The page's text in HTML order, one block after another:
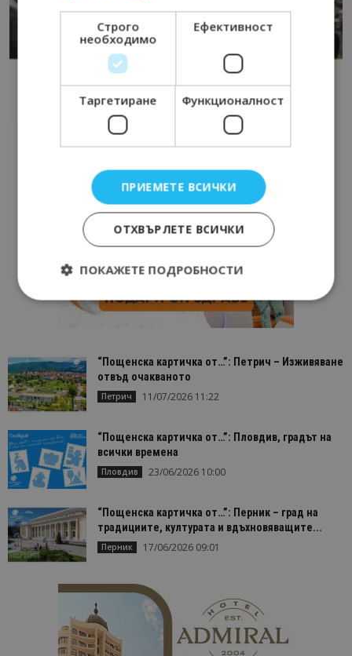
“Пощенска картичка от…”: Петрич – Изживяване
отвъд очакваното
Петрич 11/07/2026 11:22
“Пощенска картичка от…”: Пловдив, градът на
всички времена
Пловдив 23/06/2026 10:00
“Пощенска картичка от…”: Перник – град на
традициите, културата и вдъхновяващите...
Перник 17/06/2026 09:01
Строго
необходимо
Ефективност
Таргетиране Функционалност
ПРИЕМЕТЕ ВСИЧКИ
ОТХВЪРЛЕТЕ ВСИЧКИ
ПОКАЖЕТЕ ПОДРОБНОСТИ
Ефективност
Таргетиране
Строго необходимите бисквитки позволяват
основната функционалност на уебсайта, като
потребителско влизане и управление на
правилно без строго необходими бисквитки.
Име
Домейн
cookie_notice_accepted